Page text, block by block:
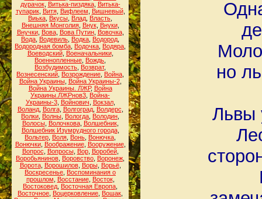
дурачок, Витька-пиздяка, Витька-
тупарик, Витя, Вифлеем Вишневый,
Виька Вкусы Влад Власть
Внешняя Монголия, Внук, Внуки,
Внучки, Вова, Вова Путин, Вовочка,
Вода Водевиль Водка Водород
Водородная бомба Водочка Водяра
Воеводский, Военачальники,
Военнопленные Вождь
Возбудимость Возврат,
Вознесенский Возрождение Война
Война Украины, Война Украины-2,
Война Украины. ЛЖР, Война
Украины.ЛЖРнов3 Война-
Украины-3, Войнович Вокзал,
Воланд, Волга, Волгоград, Волдерс
Волки Волны Вологда Володин
Волосы, Волочкова, Волшебник,
Волшебник Изумрудного города,
Вольтер Воля Вонь Вонючка
Вонючки, Воображение, Вооружение,
Вопрос
Вопросы, Вор, Воробей,
Воробьянинов Воровство Воронеж
Ворота, Ворошилов, Воры, Ворьё,
Воскресенье Воспоминания о
прошлом
Восстание, Восток,
Востоковед Восточная Европа
Восточное Воцерковление Вошак
но
Львы